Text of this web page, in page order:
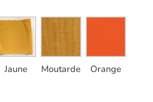
Jaune Moutarde Orange